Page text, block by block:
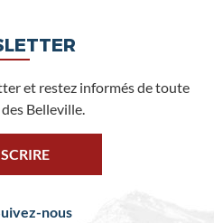
et restez informés de toute
Belleville.
nous